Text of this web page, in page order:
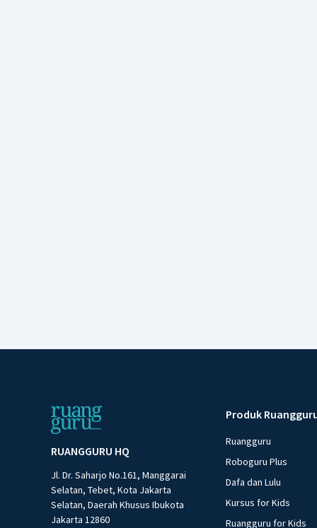
RUANGGURU HQ
Jl. Dr. Saharjo No.161, Manggarai
Selatan, Tebet, Kota Jakarta
Selatan, Daerah Khusus Ibukota
Jakarta 12860
Produk
Ruangguru
Roboguru Plus
Dafa dan Lulu
Kursus for Kids
Ruangguru for Kids